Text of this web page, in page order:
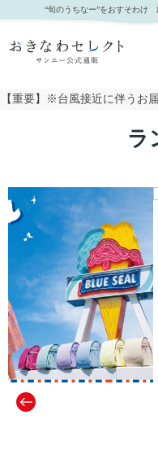
サンエーのランドセル
“旬のうちなー”をおすそわけ
【重要】※台風接近に伴うお
ラ